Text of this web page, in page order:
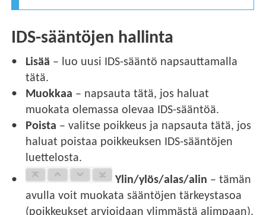
IDS-sääntöjen hallinta
Lisää – luo uusi IDS-sääntö napsauttamalla
tätä.
Muokkaa – napsauta tätä, jos haluat
muokata olemassa olevaa IDS-sääntöä.
Poista – valitse poikkeus ja napsauta tätä, jos
haluat poistaa poikkeuksen IDS-sääntöjen
luettelosta.
Ylin/ylös/alas/alin – tämän
avulla voit muokata sääntöjen tärkeystasoa
(poikkeukset arvioidaan ylimmästä alimpaan).